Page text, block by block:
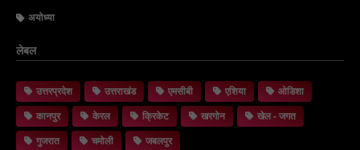
अयोध्या
लेबल
उत्तरप्रदेश उत्तराखंड एमसीबी एशिया
ओडिशा
कानपुर
केरल क्रिकेट खरगोन
खेल - जगत
गुजरात
चमोली जबलपुर